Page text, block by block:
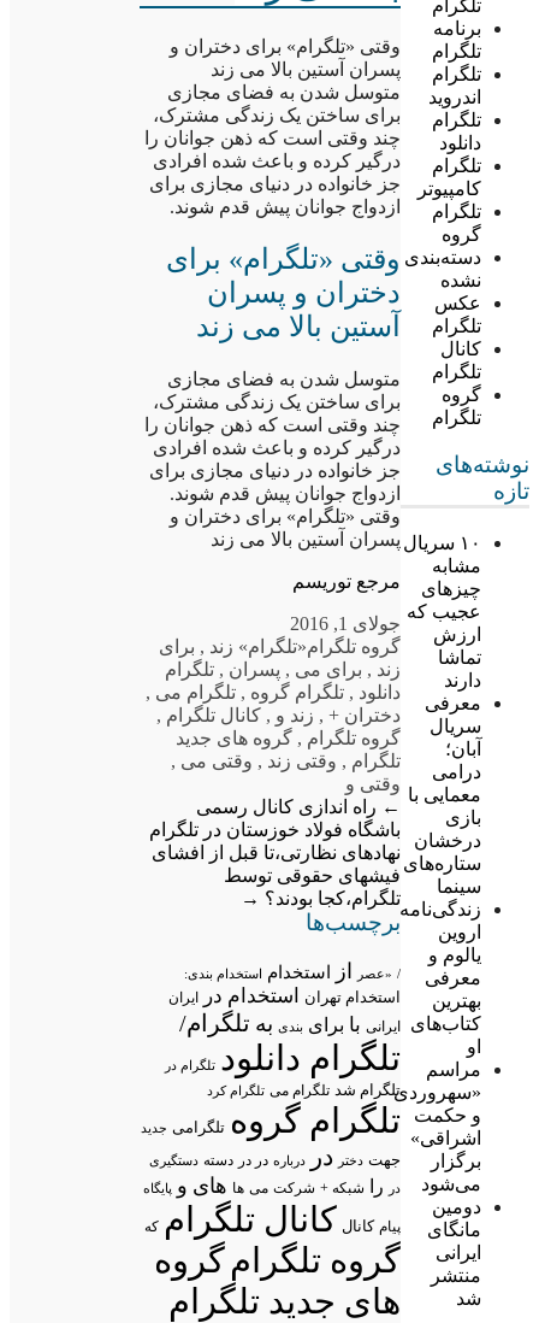
تلگرام
برنامه
تلگرام
تلگرام
اندروید
تلگرام
دانلود
تلگرام
کامپیوتر
تلگرام
گروه
دسته‌بندی
نشده
عکس
تلگرام
کانال
تلگرام
گروه
تلگرام
نوشته‌های
تازه
۱۰ سریال
مشابه
چیزهای
عجیب که
ارزش
تماشا
دارند
معرفی
سریال
آبان؛
درامی
معمایی با
بازی
درخشان
ستاره‌های
سینما
زندگی‌نامه
اروین
یالوم و
معرفی
بهترین
کتاب‌های
او
مراسم
«سهروردی
و حکمت
اشراقی»
برگزار
می‌شود
دومین
مانگای
ایرانی
منتشر
شد
وقتی «تلگرام» برای دختران و
پسران آستین بالا می زند
متوسل شدن به فضای مجازی
برای ساختن یک زندگی مشترک،
چند وقتی است که ذهن جوانان را
درگیر کرده و باعث شده افرادی
جز خانواده در دنیای مجازی برای
ازدواج جوانان پیش قدم شوند.
وقتی «تلگرام» برای
دختران و پسران
آستین بالا می زند
متوسل شدن به فضای مجازی
برای ساختن یک زندگی مشترک،
چند وقتی است که ذهن جوانان را
درگیر کرده و باعث شده افرادی
جز خانواده در دنیای مجازی برای
ازدواج جوانان پیش قدم شوند.
وقتی «تلگرام» برای دختران و
پسران آستین بالا می زند
مرجع توریسم
جولای 1, 2016
گروه تلگرام«تلگرام» زند , برای
زند , برای می , پسران , تلگرام
دانلود , تلگرام گروه , تلگرام می ,
دختران +, زند و , کانال تلگرام ,
گروه تلگرام , گروه های جدید
تلگرام , وقتی زند , وقتی می ,
وقتی و
← راه اندازی کانال رسمی
باشگاه فولاد خوزستان در تلگرام
نهادهای نظارتی،تا قبل از افشای
فیشهای حقوقی توسط
تلگرام،کجا بودند؟ →
برچسب‌ها
/ «عصر از استخدام استخدام بندی:
استخدام تهران استخدام در ایران
ایرانی با برای بندی به تلگرام/
تلگرام دانلود تلگرام در
تلگرام شد تلگرام می تلگرام کرد
تلگرام گروه تلگرامی جدید
جهت دختر در درباره در در دسته دستگیری
در
را شبکه + شرکت می ها های و پایگاه
پیام کانال کانال تلگرام که
گروه تلگرامگروه
های جدید تلگرام